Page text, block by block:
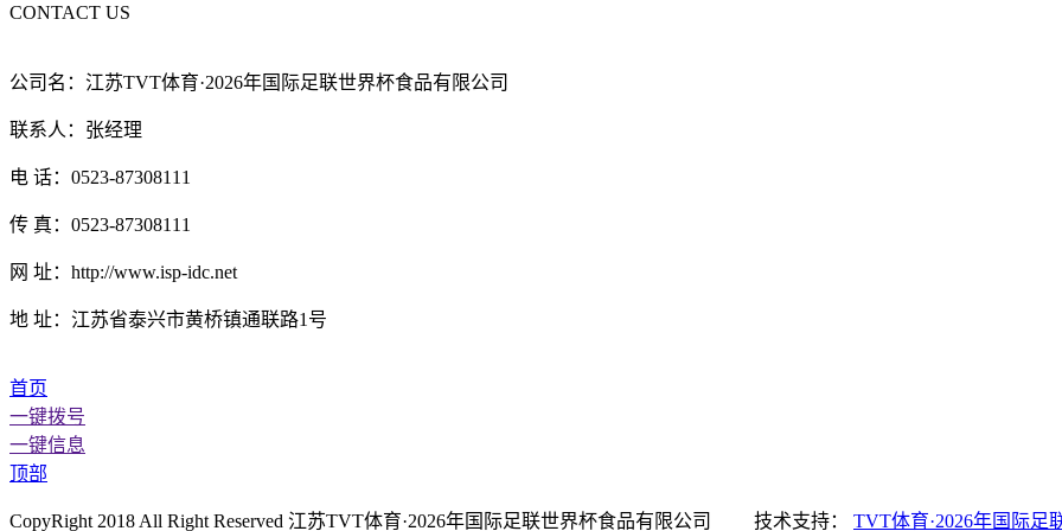
CONTACT US
公司名：江苏TVT体育·2026年国际足联世界杯食品有限公司
联系人：张经理
电 话：0523-87308111
传 真：0523-87308111
网 址：http://www.isp-idc.net
地 址：江苏省泰兴市黄桥镇通联路1号
首页
一键拨号
一键信息
顶部
CopyRight 2018 All Right Reserved 江苏TVT体育·2026年国际足联世界杯食品有限公司 技术支持： TVT体育·2026年国际足